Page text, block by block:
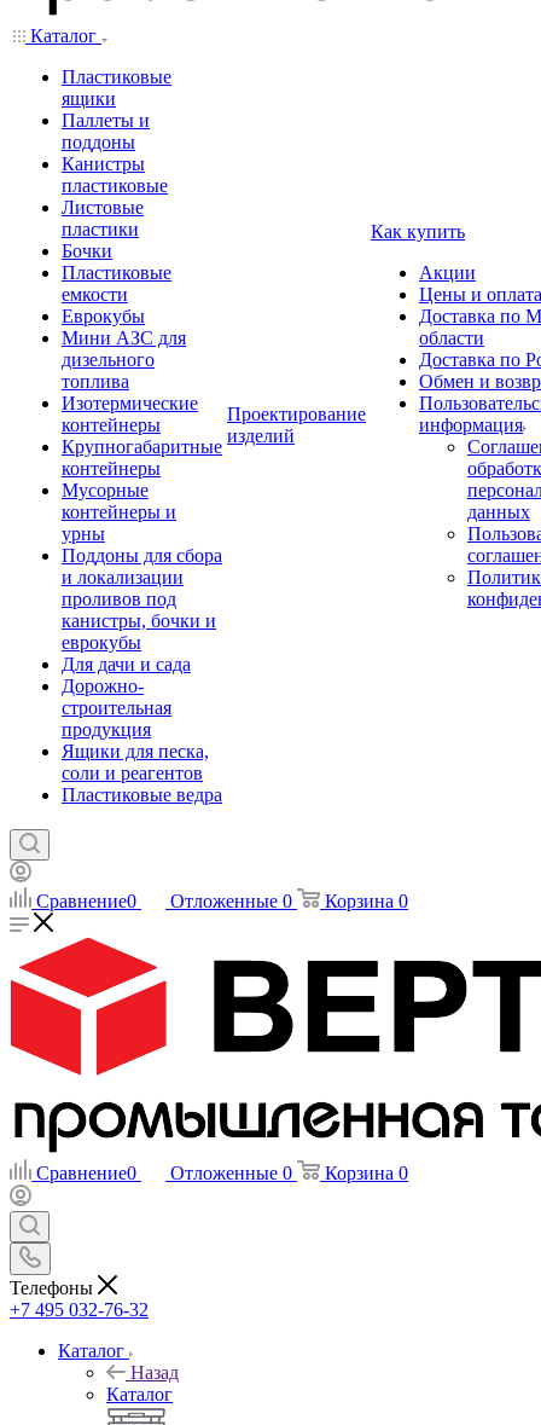
Каталог
Пластиковые
ящики
Паллеты и
поддоны
Канистры
пластиковые
Листовые
пластики
Бочки
Пластиковые
емкости
Еврокубы
Мини АЗС для
дизельного
топлива
Изотермические
контейнеры
Крупногабаритные
контейнеры
Мусорные
контейнеры и
урны
Поддоны для сбора
и локализации
проливов под
канистры, бочки и
еврокубы
Для дачи и сада
Дорожно-
строительная
продукция
Ящики для песка,
соли и реагентов
Пластиковые ведра
Проектирование
изделий
Как купить
Акции
Цены и оплата
Доставка по
области
Доставка по
Обмен и
информация
данных
Сравнение0 Отложенные 0 Корзина 0
Сравнение0 Отложенные 0 Корзина 0
Телефоны
+7 495 032-76-32
Каталог
Назад
Каталог